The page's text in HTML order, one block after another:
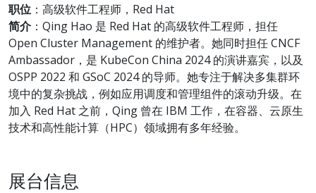
职位 ：高级软件工程师，Red Hat
简介：Qing Hao 是 Red Hat 的高级软件工程师，担任
Open Cluster Management 的维护者。她同时担任 CNCF
Ambassador，是 KubeCon China 2024 的演讲嘉宾，以及
OSPP 2022 和 GSoC 2024 的导师。她专注于解决多集群环
境中的复杂挑战，例如应用调度和管理组件的滚动升级。在
加入 Red Hat 之前，Qing 曾在 IBM 工作，在容器、云原生
技术和高性能计算（HPC）领域拥有多年经验。
展台信息